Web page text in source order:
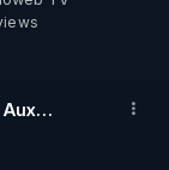
Aux
la